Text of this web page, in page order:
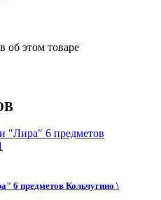
об этом товаре
6 предметов Кольчугино \